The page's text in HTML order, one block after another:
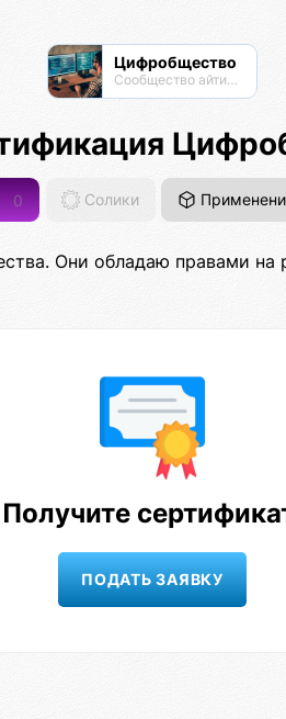
Цифробщество
Сообщество айтишников
0 Солики
Они обладаю правами на
Получите